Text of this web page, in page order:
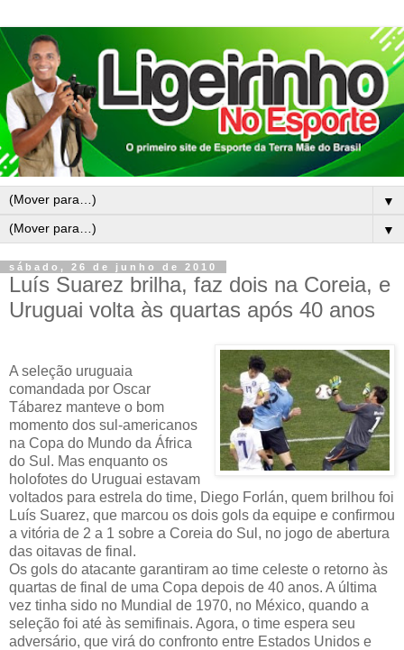
▼
▼
sábado, 26 de junho de 2010
Luís Suarez brilha, faz dois na Coreia, e
Uruguai volta às quartas após 40 anos
A seleção uruguaia
comandada por Oscar
Tábarez manteve o bom
momento dos sul-americanos
na Copa do Mundo da África
do Sul. Mas enquanto os
holofotes do Uruguai estavam
voltados para estrela do time, Diego Forlán, quem brilhou foi
Luís Suarez, que marcou os dois gols da equipe e confirmou
a vitória de 2 a 1 sobre a Coreia do Sul, no jogo de abertura
das oitavas de final.
Os gols do atacante garantiram ao time celeste o retorno às
quartas de final de uma Copa depois de 40 anos. A última
vez tinha sido no Mundial de 1970, no México, quando a
seleção foi até às semifinais. Agora, o time espera seu
adversário, que virá do confronto entre Estados Unidos e